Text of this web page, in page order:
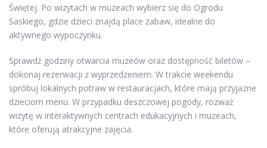
Świętej. Po wizytach w muzeach wybierz się do Ogrodu
Saskiego, gdzie dzieci znajdą place zabaw, idealne do
aktywnego wypoczynku.
Sprawdź godziny otwarcia muzeów oraz dostępność biletów –
dokonaj rezerwacji z wyprzedzeniem. W trakcie weekendu
spróbuj lokalnych potraw w restauracjach, które mają przyjazne
dzieciom menu. W przypadku deszczowej pogody, rozważ
wizytę w interaktywnych centrach edukacyjnych i muzeach,
które oferują atrakcyjne zajęcia.